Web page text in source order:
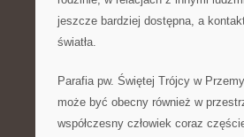
jeszcze bardziej dostępna, a
światła.
Parafia pw. Świętej Trójcy w
może być obecny również w
współczesny człowiek coraz